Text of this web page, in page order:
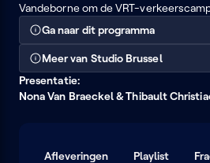
Vandeborne om de VRT-
Ga naar dit programma
Meer van Studio Brussel
Presentatie:
Nona Van Braeckel & Thibault
Afleveringen Playlist